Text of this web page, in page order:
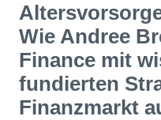
Wie Andree
Finance mit
fundierten
Finanzmarkt